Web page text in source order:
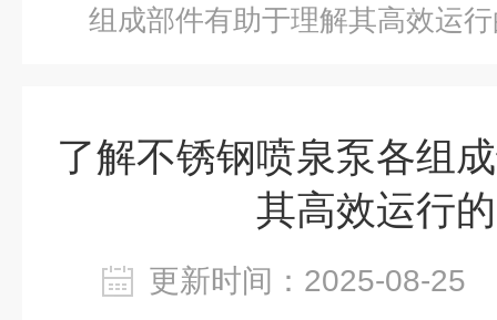
组成部件有助于理解其高效运
了解不锈钢喷泉泵各组
其高效运行
更新时间：2025-08-